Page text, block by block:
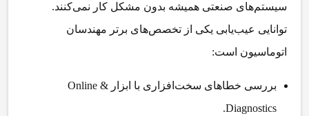
سیستم‌های صنعتی همیشه بدون مشکل کار نمی‌کنند.
توانایی عیب‌یابی یکی از تخصص‌های برتر مهندسان
اتوماسیون است:
بررسی خطاهای سخت‌افزاری با ابزار Online &
Diagnostics.